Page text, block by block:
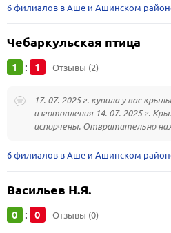
6 филиалов в Аше и Ашинском
Чебаркульская птица
1 : 1 Отзывы (2)
17. 07. 2025 г. купила у вас
изготовления 14. 07. 2025 г.
испорчены. Отвратительно
6 филиалов в Аше и Ашинском
Васильев Н.Я.
0 : 0 Отзывы (0)